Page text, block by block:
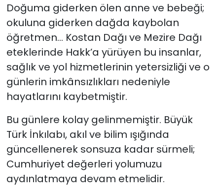
Doğuma giderken ölen anne ve bebeği;
okuluna giderken dağda kaybolan
öğretmen… Kostan Dağı ve Mezire Dağı
eteklerinde Hakk’a yürüyen bu insanlar,
sağlık ve yol hizmetlerinin yetersizliği ve o
günlerin imkânsızlıkları nedeniyle
hayatlarını kaybetmiştir.
Bu günlere kolay gelinmemiştir. Büyük
Türk İnkılabı, akıl ve bilim ışığında
güncellenerek sonsuza kadar sürmeli;
Cumhuriyet değerleri yolumuzu
aydınlatmaya devam etmelidir.